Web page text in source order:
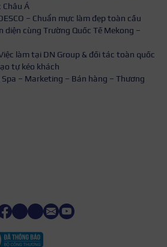
Châu Á
– Chuẩn mực làm đẹp toàn cầu
cùng Trường Quốc Tế Mekong –
làm tại DN Group & đối tác toàn quốc
tự kéo khách
– Marketing – Bán hàng – Thương